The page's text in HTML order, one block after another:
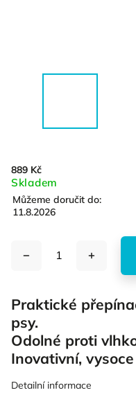
889 Kč
Skladem
Můžeme doručit do:
11.8.2026
Praktické
psy.
Odolné proti
Inovativní,
Detailní informace